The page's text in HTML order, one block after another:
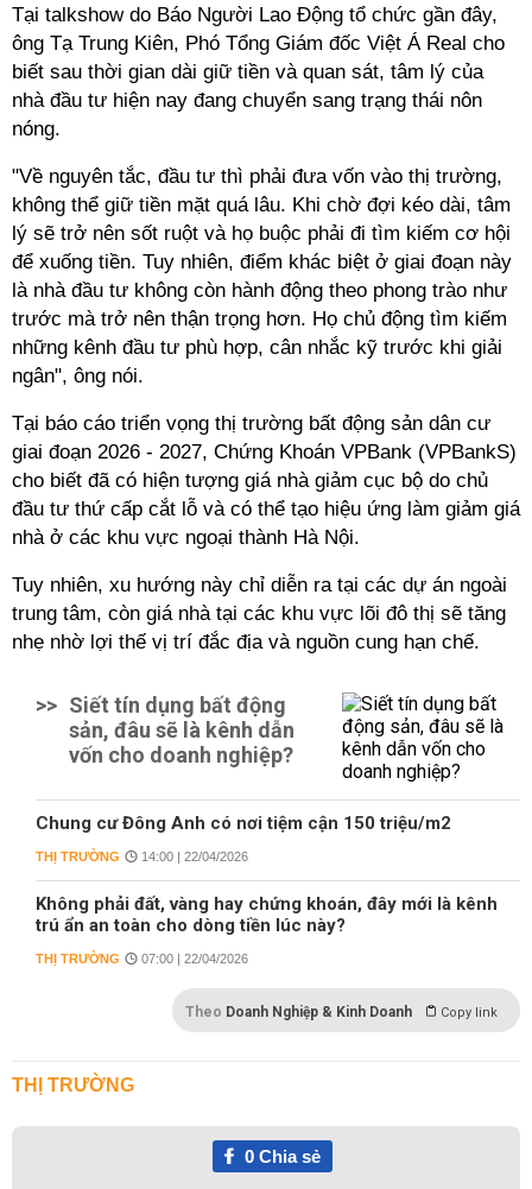
Tại talkshow do Báo Người Lao Động tổ chức gần đây,
ông Tạ Trung Kiên, Phó Tổng Giám đốc Việt Á Real cho
biết sau thời gian dài giữ tiền và quan sát, tâm lý của
nhà đầu tư hiện nay đang chuyển sang trạng thái nôn
nóng.
"Về nguyên tắc, đầu tư thì phải đưa vốn vào thị trường,
không thể giữ tiền mặt quá lâu. Khi chờ đợi kéo dài, tâm
lý sẽ trở nên sốt ruột và họ buộc phải đi tìm kiếm cơ hội
để xuống tiền. Tuy nhiên, điểm khác biệt ở giai đoạn này
là nhà đầu tư không còn hành động theo phong trào như
trước mà trở nên thận trọng hơn. Họ chủ động tìm kiếm
những kênh đầu tư phù hợp, cân nhắc kỹ trước khi giải
ngân", ông nói.
Tại báo cáo triển vọng thị trường bất động sản dân cư
giai đoạn 2026 - 2027, Chứng Khoán VPBank (VPBankS)
cho biết đã có hiện tượng giá nhà giảm cục bộ do chủ
đầu tư thứ cấp cắt lỗ và có thể tạo hiệu ứng làm giảm giá
nhà ở các khu vực ngoại thành Hà Nội.
Tuy nhiên, xu hướng này chỉ diễn ra tại các dự án ngoài
trung tâm, còn giá nhà tại các khu vực lõi đô thị sẽ tăng
nhẹ nhờ lợi thế vị trí đắc địa và nguồn cung hạn chế.
>> Siết tín dụng bất động
sản, đâu sẽ là kênh dẫn
vốn cho doanh nghiệp?
Chung cư Đông Anh có nơi tiệm cận 150 triệu/m2
THỊ TRƯỜNG 14:00 | 22/04/2026
Không phải đất, vàng hay chứng khoán, đây mới là kênh
trú ẩn an toàn cho dòng tiền lúc này?
THỊ TRƯỜNG 07:00 | 22/04/2026
Theo Doanh Nghiệp & Kinh Doanh Copy link
THỊ TRƯỜNG
0Chia sẻ